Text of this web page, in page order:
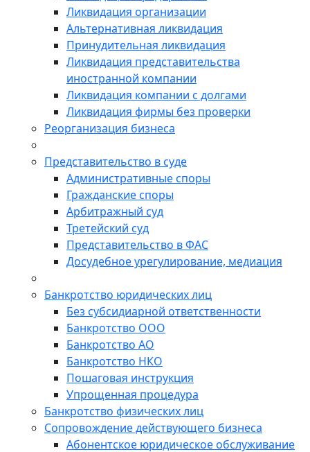
Ликвидация организации
Альтернативная ликвидация
Принудительная ликвидация
Ликвидация представительства
иностранной компании
Ликвидация компании с долгами
Ликвидация фирмы без проверки
Реорганизация бизнеса
Представительство в суде
Административные споры
Гражданские споры
Арбитражный суд
Третейский суд
Представительство в ФАС
Досудебное урегулирование, медиация
Банкротство юридических лиц
Без субсидиарной ответственности
Банкротство ООО
Банкротство АО
Банкротство НКО
Пошаговая инструкция
Упрощенная процедура
Банкротство физических лиц
Сопровождение действующего бизнеса
Абонентское юридическое обслуживание